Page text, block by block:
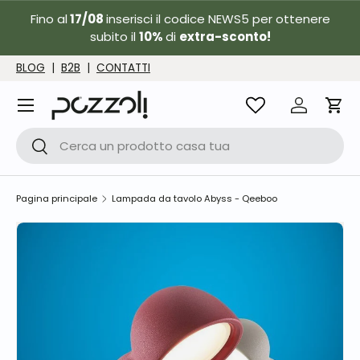
Passa ai contenuti
Fino al17/08inserisci il codice NEWS5 per ottenere
subito il 10%di extra-sconto!
BLOG | B2B | CONTATTI
Cerca
Cerca
Accedi
Menu
Pagina principale Lampada da tavolo Abyss - Qeeboo